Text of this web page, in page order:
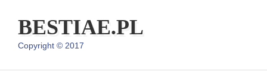
BESTIAE.PL
Copyright © 2017